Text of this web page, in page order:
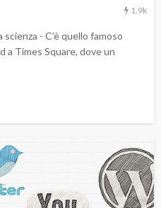
1.9k
- C’è quello famoso
a Times Square, dove un